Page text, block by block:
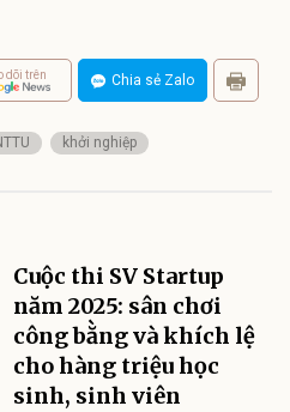
dõi trên Chia sẻ Zalo
khởi nghiệp
Cuộc thi SV Startup
năm 2025: sân chơi
công bằng và khích lệ
cho hàng triệu học
sinh, sinh viên